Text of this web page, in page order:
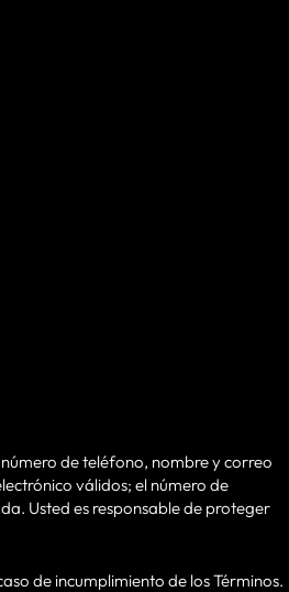
de teléfono, nombre y correo
válidos; el número de
Usted es responsable de proteger
de incumplimiento de los Términos.